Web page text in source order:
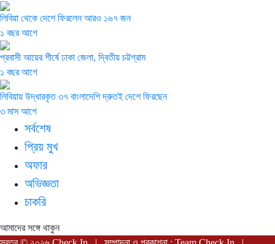
লিবিয়া থেকে দেশে ফিরলেন আরও ১৬৭ জন
১ বছর আগে
প্রবাসী আয়ের শীর্ষে ঢাকা জেলা, দ্বিতীয় চট্টগ্রাম
১ বছর আগে
লিবিয়ায় উদ্ধারকৃত ৩৭ বাংলাদেশি দ্রুতই দেশে ফিরছেন
৩ মাস আগে
সর্বশেষ
প্রিয় মুখ
অফার
অভিজ্ঞতা
চাকরি
আমাদের সঙ্গে থাকুন